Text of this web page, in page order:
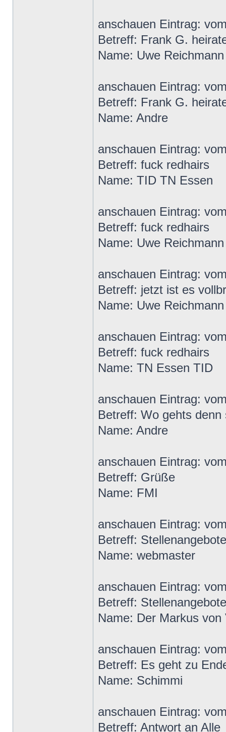
anschauen Eintrag:
Betreff: Frank G.
Name: Uwe Reichmann
anschauen Eintrag:
Betreff: Frank G.
Name: Andre
anschauen Eintrag:
Betreff: fuck redhairs
Name: TID TN Essen
anschauen Eintrag:
Betreff: fuck redhairs
Name: Uwe Reichmann
anschauen Eintrag:
Betreff: jetzt ist es
Name: Uwe Reichmann
anschauen Eintrag:
Betreff: fuck redhairs
Name: TN Essen TID
anschauen Eintrag:
Betreff: Wo gehts denn
Name: Andre
anschauen Eintrag:
Betreff: Grüße
Name: FMI
anschauen Eintrag:
Betreff: Stellenangebote
Name: webmaster
anschauen Eintrag:
Betreff: Stellenangebote
Name: Der Markus
anschauen Eintrag:
Betreff: Es geht zu
Name: Schimmi
anschauen Eintrag:
Betreff: Antwort an Alle